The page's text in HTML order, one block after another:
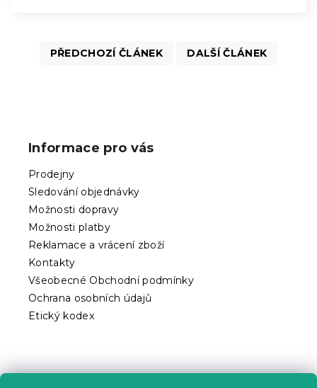
PŘEDCHOZÍ ČLÁNEK DALŠÍ ČLÁNEK
Informace pro vás
Prodejny
Sledování objednávky
Možnosti dopravy
Možnosti platby
Reklamace a vrácení zboží
Kontakty
Všeobecné Obchodní podmínky
Ochrana osobních údajů
Etický kodex